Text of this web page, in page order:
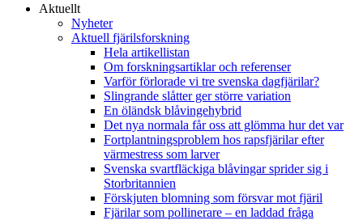
Aktuellt
Nyheter
Aktuell fjärilsforskning
Hela artikellistan
Om forskningsartiklar och referenser
Varför förlorade vi tre svenska dagfjärilar?
Slingrande slåtter ger större variation
En öländsk blåvingehybrid
Det nya normala får oss att glömma hur det var
Fortplantningsproblem hos rapsfjärilar efter
värmestress som larver
Svenska svartfläckiga blåvingar sprider sig i
Storbritannien
Förskjuten blomning som försvar mot fjäril
Fjärilar som pollinerare – en laddad fråga